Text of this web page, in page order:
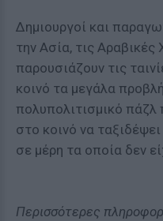
Δημιουργοί και
την Ασία, τις
παρουσιάζουν τις
κοινό τα μεγάλα
πολυπολιτισμικό
στο κοινό να
σε μέρη τα οποία δεν
Περισσότερες